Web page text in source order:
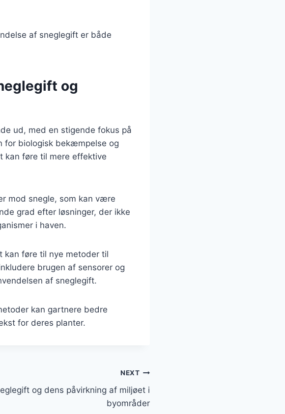
af sneglegift er både
og
ud, med en stigende fokus på
for biologisk bekæmpelse og
kan føre til mere effektive
mod snegle, som kan være
grad efter løsninger, der ikke
i haven.
føre til nye metoder til
brugen af sensorer og
af sneglegift.
kan gartnere bedre
for deres planter.
NEXT
og dens påvirkning af miljøet i
byområder